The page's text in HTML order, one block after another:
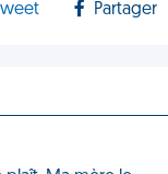
Tweet Partager